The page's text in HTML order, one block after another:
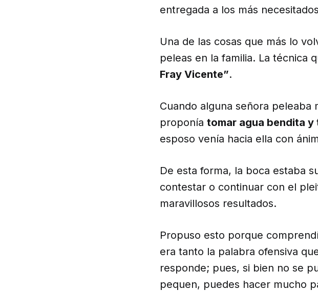
entregada a los más
Una de las cosas que más lo
peleas en la familia. La técnica
Fray Vicente”.
Cuando alguna señora peleaba
proponía tomar agua bendita y
esposo venía hacia ella con
De esta forma, la boca estaba
contestar o continuar con el
maravillosos resultados.
Propuso esto porque
era tanto la palabra ofensiva
responde; pues, si bien no se
pequen, puedes hacer mucho